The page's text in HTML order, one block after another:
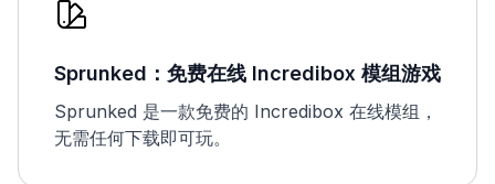
Sprunked：免费在线 Incredibox 模组游戏
Sprunked 是一款免费的 Incredibox 在线模组，
无需任何下载即可玩。